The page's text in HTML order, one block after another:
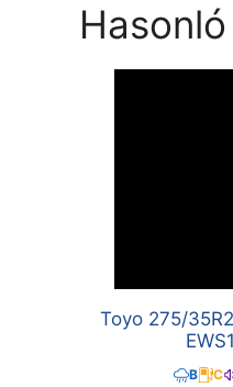
Toyo 275/
B C